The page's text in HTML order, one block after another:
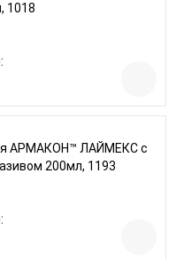
1018
АРМАКОН™ ЛАЙМЕКС с
200мл, 1193